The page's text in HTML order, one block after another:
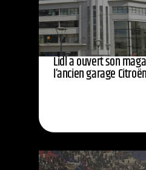
Lidl a ouvert son
l’ancien garage Citroën